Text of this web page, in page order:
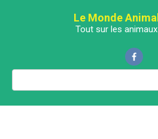
Le Monde Animal
Tout sur les animaux
Поиск: